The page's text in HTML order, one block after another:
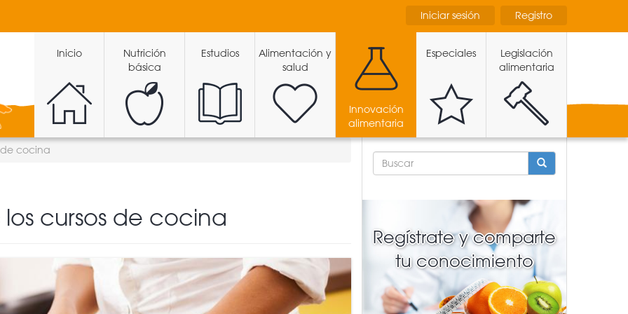
Iniciar sesión Registro
Inicio
Nutrición
básica
Estudios
Alimentación y
salud
Innovación
alimentaria
Especiales
Legislación
alimentaria
de cocina
cursos de cocina
FORMULARIO
DE
Regístrate y comparte
tu conocimiento